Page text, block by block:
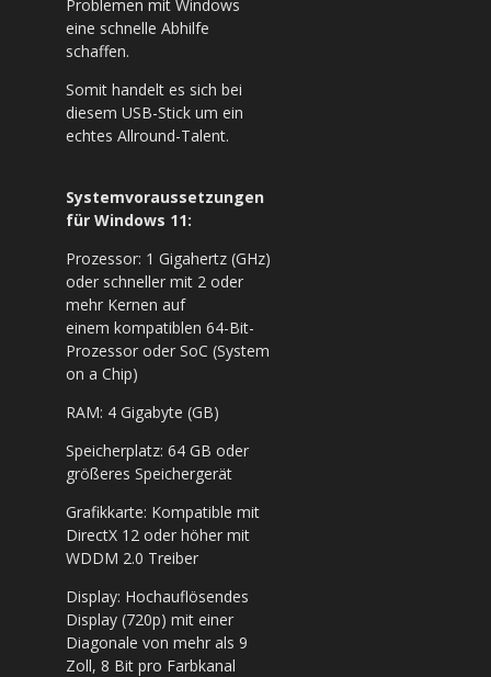
Problemen mit Windows
eine schnelle Abhilfe
schaffen.
Somit handelt es sich bei
diesem USB-Stick um ein
echtes Allround-Talent.
Systemvoraussetzungen
für Windows 11:
Prozessor: 1 Gigahertz (GHz)
oder schneller mit 2 oder
mehr Kernen auf
einem kompatiblen 64-Bit-
Prozessor oder SoC (System
on a Chip)
RAM: 4 Gigabyte (GB)
Speicherplatz: 64 GB oder
größeres Speichergerät
Grafikkarte: Kompatible mit
DirectX 12 oder höher mit
WDDM 2.0 Treiber
Display: Hochauflösendes
Display (720p) mit einer
Diagonale von mehr als 9
Zoll, 8 Bit pro Farbkanal